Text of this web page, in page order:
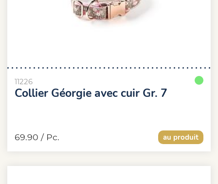
11226
Collier Géorgie avec cuir Gr. 7
au produit
69.90 / Pc.